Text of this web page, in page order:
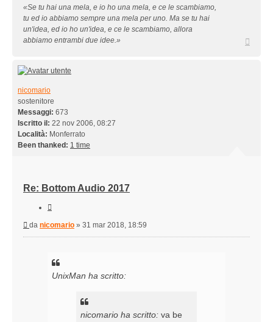
«Se tu hai una mela, e io ho una mela, e ce le scambiamo,
tu ed io abbiamo sempre una mela per uno. Ma se tu hai
un'idea, ed io ho un'idea, e ce le scambiamo, allora
abbiamo entrambi due idee.»
nicomario
sostenitore
Messaggi: 673
Iscritto il: 22 nov 2006, 08:27
Località: Monferrato
Been thanked: 1 time
Re: Bottom Audio 2017
Messaggio
da nicomario » 31 mar 2018, 18:59
UnixMan ha scritto:
nicomario ha scritto: va be